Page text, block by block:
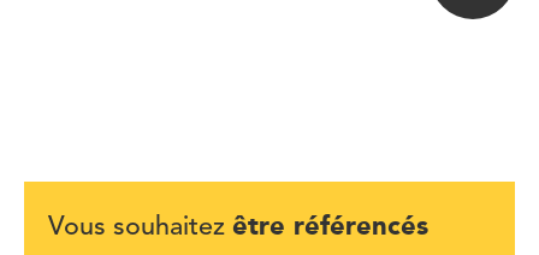
Vous souhaitez être référencés